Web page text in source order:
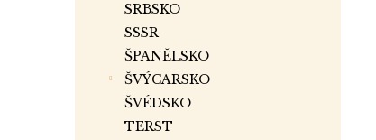
SRBSKO
SSSR
ŠPANĚLSKO
ŠVÝCARSKO
ŠVÉDSKO
TERST